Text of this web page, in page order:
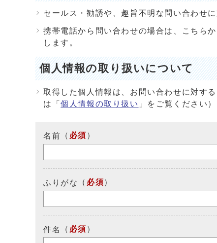
セールス・勧誘や、趣旨不明な問い合わせ
携帯電話から問い合わせの場合は、こちら
します。
個人情報の取り扱いについて
取得した個人情報は、お問い合わせに対す
は「個人情報の取り扱い 」をご覧ください）
名前 （ 必須 ）
ふりがな （ 必須）
件名 （ 必須 ）